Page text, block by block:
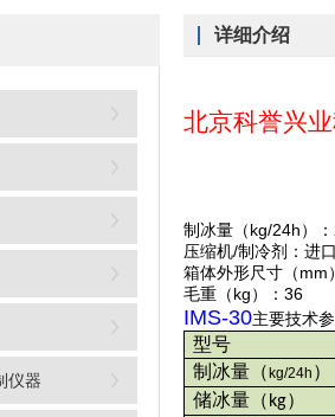
仪器
详细介绍
北京科誉兴
制冰量（kg/24h）
压缩机/制冷剂：进
箱体外形尺寸（mm
毛重（kg）：36
IMS-30主要技术
型号
制冰量 （kg/24h ）
储冰量 （ kg）